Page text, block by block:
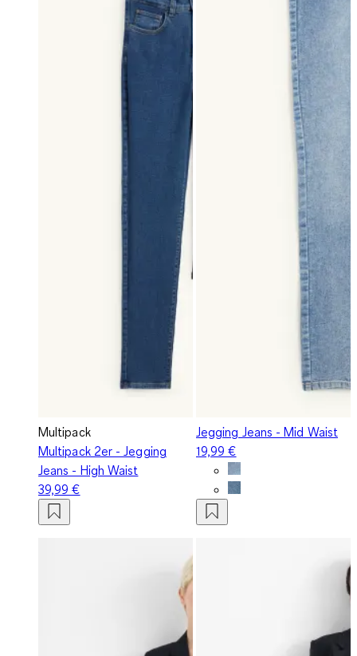
Multipack
Multipack 2er - Jegging
Jeans - High Waist
39,99 €
Jegging Jeans - Mid Waist
19,99 €